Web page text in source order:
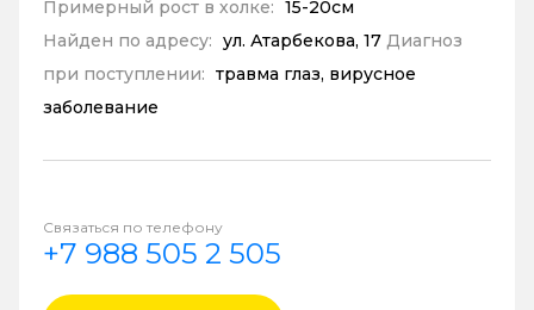
Примерный рост в холке: 15-20см
Найден по адресу: ул. Атарбекова, 17 Диагноз
при поступлении: травма глаз, вирусное
заболевание
Связаться по телефону
+7 988 505 2 505